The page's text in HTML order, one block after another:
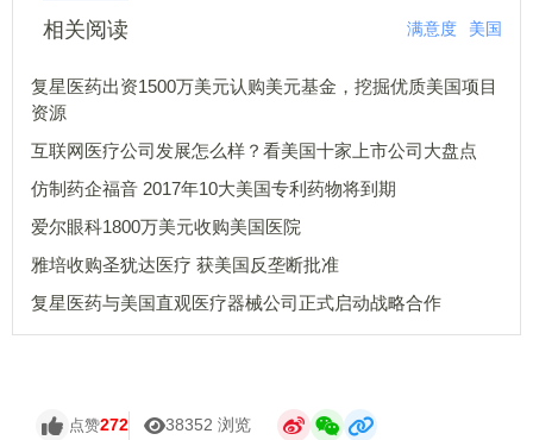
相关阅读 满意度 美国
复星医药出资1500万美元认购美元基金，挖掘优质美国项目
资源
互联网医疗公司发展怎么样？看美国十家上市公司大盘点
仿制药企福音 2017年10大美国专利药物将到期
爱尔眼科1800万美元收购美国医院
雅培收购圣犹达医疗 获美国反垄断批准
复星医药与美国直观医疗器械公司正式启动战略合作
点赞272 38352 浏览